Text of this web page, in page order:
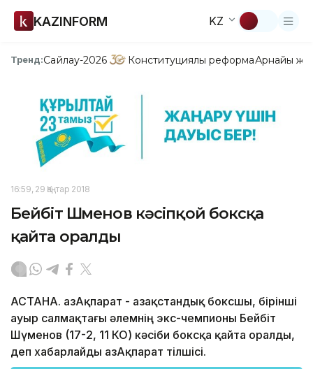
KAZINFORM KZ
Тренд:Сайлау-2026 Конституциялық реформаАрнайы
16:59, 29 Қаңтар 2018
Бейбіт Шүменов кәсіпқой боксқа
қайта оралды
АСТАНА. ҚазАқпарат - Қазақстандық боксшы, бірінші
ауыр салмақтағы әлемнің экс-чемпионы Бейбіт
Шүменов (17-2, 11 КО) кәсіби боксқа қайта оралды,
деп хабарлайды ҚазАқпарат тілшісі.